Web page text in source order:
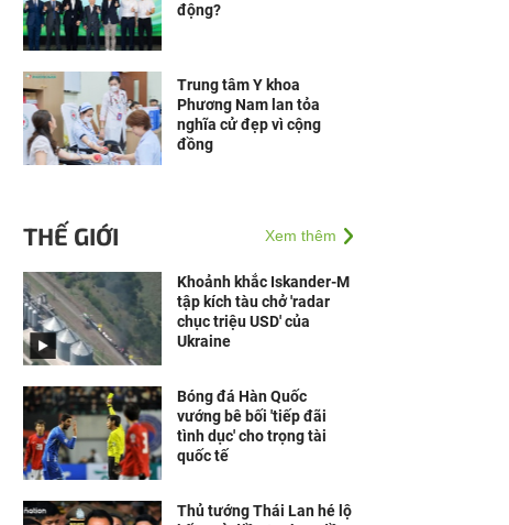
động?
Trung tâm Y khoa
Phương Nam lan tỏa
nghĩa cử đẹp vì cộng
đồng
THẾ GIỚI Xem thêm
Khoảnh khắc Iskander-M
tập kích tàu chở 'radar
chục triệu USD' của
Ukraine
Bóng đá Hàn Quốc
vướng bê bối 'tiếp đãi
tình dục' cho trọng tài
quốc tế
Thủ tướng Thái Lan hé lộ